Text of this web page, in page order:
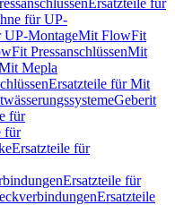
Ersatzteile für
für UP-
UP-MontageMit FlowFit
PressanschlüssenMit
Mepla
Ersatzteile für Mit
Geberit
für
für
Ersatzteile für
Ersatzteile für
Ersatzteile